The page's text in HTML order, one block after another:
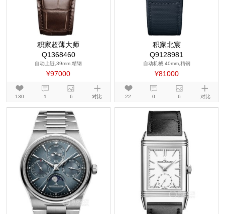
积家超薄大师
Q1368460
自动上链,39mm,精钢
¥97000
130 1 6 对比
积家北宸
Q9128981
自动机械,40mm,精钢
¥81000
22 0 6 对比